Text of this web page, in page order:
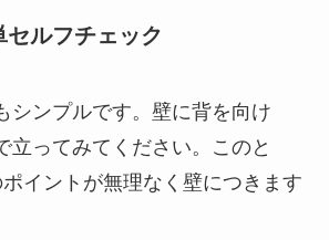
ルフチェック
シンプルです。壁に背を向け
立ってみてください。このと
イントが無理なく壁につきます